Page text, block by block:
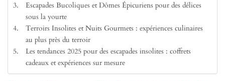
Escapades Bucoliques et Dômes Épicuriens pour des délices
sous la yourte
Terroirs Insolites et Nuits Gourmets : expériences culinaires
au plus près du terroir
Les tendances 2025 pour des escapades insolites : coffrets
cadeaux et expériences sur mesure